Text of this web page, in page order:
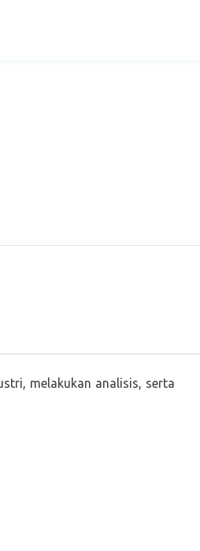
melakukan analisis, serta